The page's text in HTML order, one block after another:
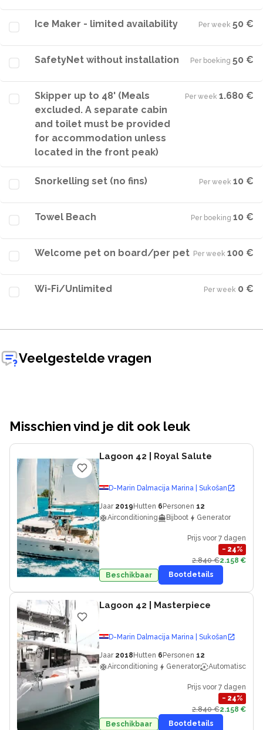
Ice Maker - limited availability Per week·50 €
SafetyNet without installation Per boeking·50 €
Skipper up to 48' (Meals
excluded. A separate cabin
and toilet must be provided
for accommodation unless
located in the front peak)
Per week·1.680 €
Snorkelling set (no fins) Per week·10 €
Towel Beach Per boeking·10 €
Welcome pet on board/per pet Per week·100 €
Wi-Fi/Unlimited Per week·0 €
Veelgestelde vragen
Misschien vind je dit ook leuk
Lagoon 42 | Royal Salute
D-Marin Dalmacija Marina | Sukošan
Jaar 2019 Hutten 6 Personen 12
Airconditioning
Bijboot Generator
Prijs voor 7 dagen
− 24%
2.840 €2.158 €
Beschikbaar
Bootdetails
Lagoon 42 | Masterpiece
D-Marin Dalmacija Marina | Sukošan
Jaar 2018 Hutten 6 Personen 12
Airconditioning
Generator Automatische
Prijs voor 7 dagen
− 24%
2.840 €2.158 €
Beschikbaar
Bootdetails